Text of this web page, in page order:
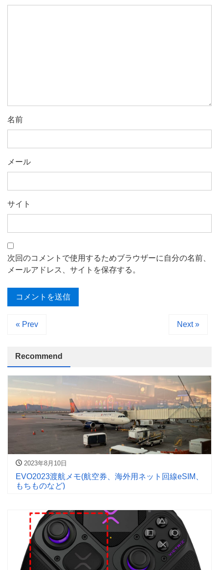
名前
メール
サイト
次回のコメントで使用するためブラウザーに自分の名前、
メールアドレス、サイトを保存する。
« Prev Next »
Recommend
2023年8月10日
EVO2023渡航メモ(航空券、海外用ネット回線eSIM、
もちものなど)